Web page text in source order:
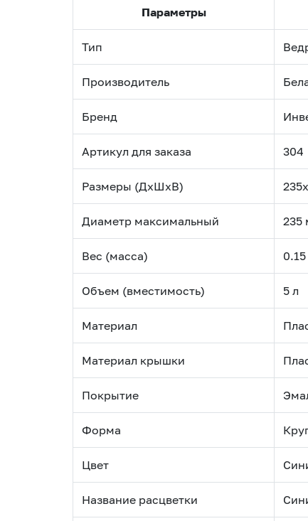
Параметры
Тип
Производитель
Бренд
Артикул для заказа 304
Размеры (ДхШхВ)
Диаметр максимальный 235
Вес (масса) 0.15
Объем (вместимость) 5 л
Материал
Материал крышки
Покрытие
Форма
Цвет
Название расцветки